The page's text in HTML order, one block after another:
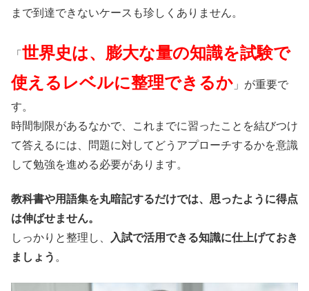
まで到達できないケースも珍しくありません。
「 世界史は、膨大な量の知識を試験で
使えるレベルに整理できるか 」が重要で
す。
時間制限があるなかで、これまでに習ったことを結びつけ
て答えるには、問題に対してどうアプローチするかを意識
して勉強を進める必要があります。
教科書や用語集を丸暗記するだけでは、思ったように得点
は伸ばせません。
しっかりと整理し、
入試で活用できる知識に仕上げておき
ましょう 。